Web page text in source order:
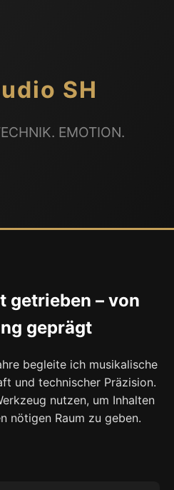
SH
EMOTION.
getrieben – von
geprägt
begleite ich musikalische
und technischer Präzision.
nutzen, um Inhalten
nötigen Raum zu geben.